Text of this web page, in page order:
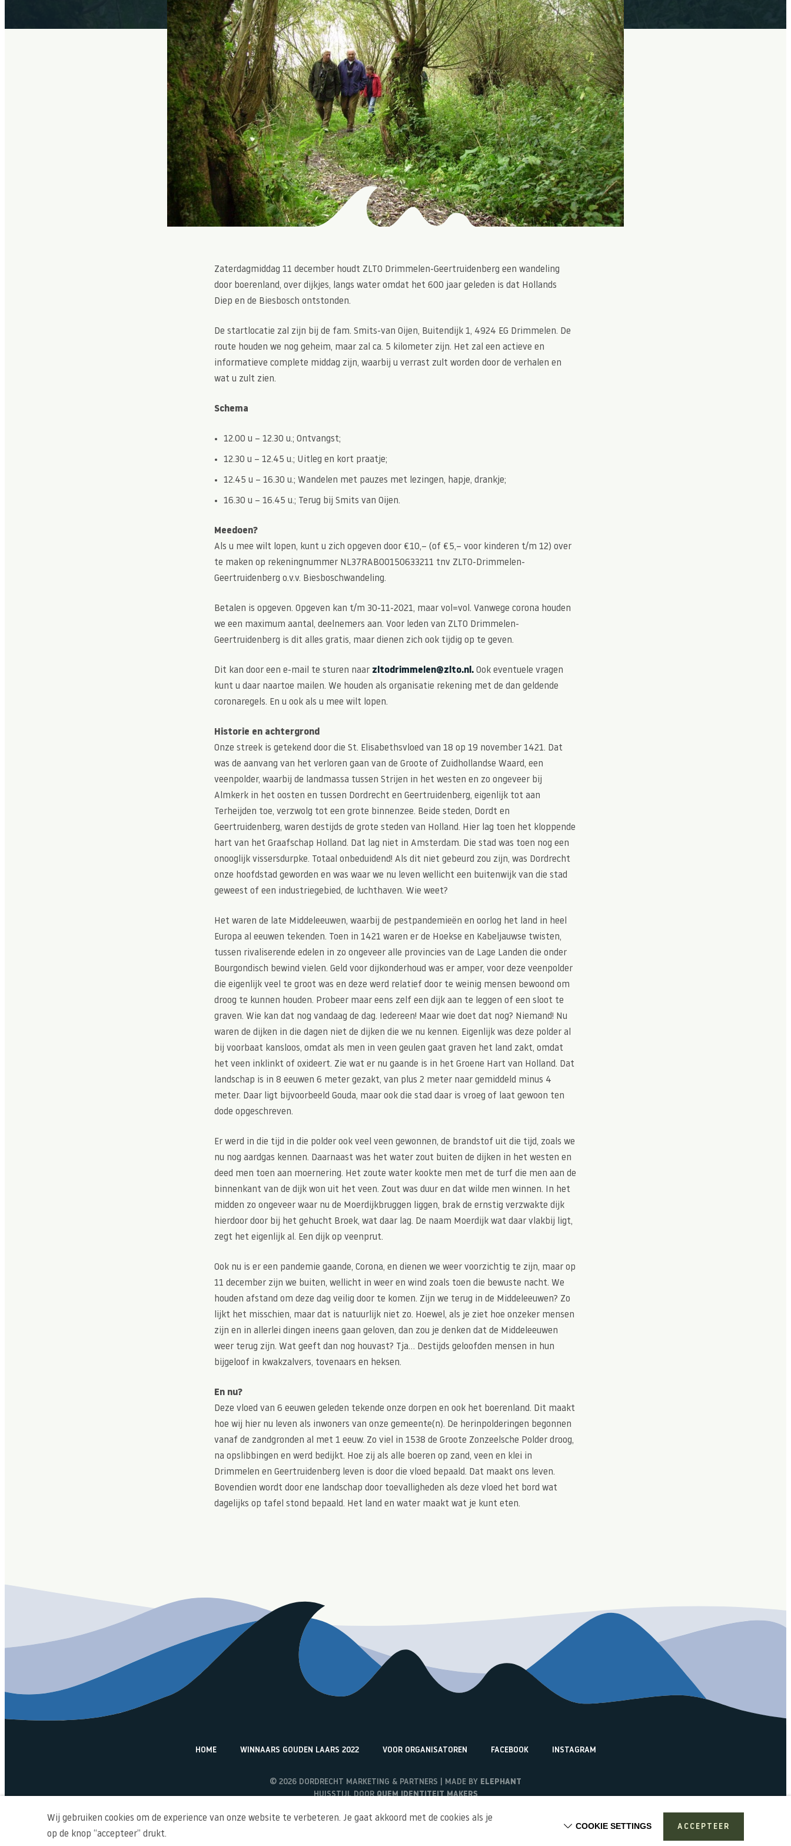
Zaterdagmiddag 11 december houdt ZLTO Drimmelen-Geertruidenberg een wandeling
door boerenland, over dijkjes, langs water omdat het 600 jaar geleden is dat Hollands
Diep en de Biesbosch ontstonden.
De startlocatie zal zijn bij de fam. Smits-van Oijen, Buitendijk 1, 4924 EG Drimmelen. De
route houden we nog geheim, maar zal ca. 5 kilometer zijn. Het zal een actieve en
informatieve complete middag zijn, waarbij u verrast zult worden door de verhalen en
wat u zult zien.
Schema
12.00 u – 12.30 u.; Ontvangst;
12.30 u – 12.45 u.; Uitleg en kort praatje;
12.45 u – 16.30 u.; Wandelen met pauzes met lezingen, hapje, drankje;
16.30 u – 16.45 u.; Terug bij Smits van Oijen.
Meedoen?
Als u mee wilt lopen, kunt u zich opgeven door €10,– (of €5,– voor kinderen t/m 12) over
te maken op rekeningnummer NL37RABO0150633211 tnv ZLTO-Drimmelen-
Geertruidenberg o.v.v. Biesboschwandeling.
Betalen is opgeven. Opgeven kan t/m 30-11-2021, maar vol=vol. Vanwege corona houden
we een maximum aantal, deelnemers aan. Voor leden van ZLTO Drimmelen-
Geertruidenberg is dit alles gratis, maar dienen zich ook tijdig op te geven.
Dit kan door een e-mail te sturen naar zltodrimmelen@zlto.nl. Ook eventuele vragen
kunt u daar naartoe mailen. We houden als organisatie rekening met de dan geldende
coronaregels. En u ook als u mee wilt lopen.
Historie en achtergrond
Onze streek is getekend door die St. Elisabethsvloed van 18 op 19 november 1421. Dat
was de aanvang van het verloren gaan van de Groote of Zuidhollandse Waard, een
veenpolder, waarbij de landmassa tussen Strijen in het westen en zo ongeveer bij
Almkerk in het oosten en tussen Dordrecht en Geertruidenberg, eigenlijk tot aan
Terheijden toe, verzwolg tot een grote binnenzee. Beide steden, Dordt en
Geertruidenberg, waren destijds de grote steden van Holland. Hier lag toen het kloppende
hart van het Graafschap Holland. Dat lag niet in Amsterdam. Die stad was toen nog een
onooglijk vissersdurpke. Totaal onbeduidend! Als dit niet gebeurd zou zijn, was Dordrecht
onze hoofdstad geworden en was waar we nu leven wellicht een buitenwijk van die stad
geweest of een industriegebied, de luchthaven. Wie weet?
Het waren de late Middeleeuwen, waarbij de pestpandemieën en oorlog het land in heel
Europa al eeuwen tekenden. Toen in 1421 waren er de Hoekse en Kabeljauwse twisten,
tussen rivaliserende edelen in zo ongeveer alle provincies van de Lage Landen die onder
Bourgondisch bewind vielen. Geld voor dijkonderhoud was er amper, voor deze veenpolder
die eigenlijk veel te groot was en deze werd relatief door te weinig mensen bewoond om
droog te kunnen houden. Probeer maar eens zelf een dijk aan te leggen of een sloot te
graven. Wie kan dat nog vandaag de dag. Iedereen! Maar wie doet dat nog? Niemand! Nu
waren de dijken in die dagen niet de dijken die we nu kennen. Eigenlijk was deze polder al
bij voorbaat kansloos, omdat als men in veen geulen gaat graven het land zakt, omdat
het veen inklinkt of oxideert. Zie wat er nu gaande is in het Groene Hart van Holland. Dat
landschap is in 8 eeuwen 6 meter gezakt, van plus 2 meter naar gemiddeld minus 4
meter. Daar ligt bijvoorbeeld Gouda, maar ook die stad daar is vroeg of laat gewoon ten
dode opgeschreven.
Er werd in die tijd in die polder ook veel veen gewonnen, de brandstof uit die tijd, zoals we
nu nog aardgas kennen. Daarnaast was het water zout buiten de dijken in het westen en
deed men toen aan moernering. Het zoute water kookte men met de turf die men aan de
binnenkant van de dijk won uit het veen. Zout was duur en dat wilde men winnen. In het
midden zo ongeveer waar nu de Moerdijkbruggen liggen, brak de ernstig verzwakte dijk
hierdoor door bij het gehucht Broek, wat daar lag. De naam Moerdijk wat daar vlakbij ligt,
zegt het eigenlijk al. Een dijk op veenprut.
Ook nu is er een pandemie gaande, Corona, en dienen we weer voorzichtig te zijn, maar op
11 december zijn we buiten, wellicht in weer en wind zoals toen die bewuste nacht. We
houden afstand om deze dag veilig door te komen. Zijn we terug in de Middeleeuwen? Zo
lijkt het misschien, maar dat is natuurlijk niet zo. Hoewel, als je ziet hoe onzeker mensen
zijn en in allerlei dingen ineens gaan geloven, dan zou je denken dat de Middeleeuwen
weer terug zijn. Wat geeft dan nog houvast? Tja… Destijds geloofden mensen in hun
bijgeloof in kwakzalvers, tovenaars en heksen.
En nu?
Deze vloed van 6 eeuwen geleden tekende onze dorpen en ook het boerenland. Dit maakt
hoe wij hier nu leven als inwoners van onze gemeente(n). De herinpolderingen begonnen
vanaf de zandgronden al met 1 eeuw. Zo viel in 1538 de Groote Zonzeelsche Polder droog,
na opslibbingen en werd bedijkt. Hoe zij als alle boeren op zand, veen en klei in
Drimmelen en Geertruidenberg leven is door die vloed bepaald. Dat maakt ons leven.
Bovendien wordt door ene landschap door toevalligheden als deze vloed het bord wat
dagelijks op tafel stond bepaald. Het land en water maakt wat je kunt eten.
HOME WINNAARS GOUDEN LAARS 2022 VOOR ORGANISATOREN FACEBOOK INSTAGRAM
© 2026 DORDRECHT MARKETING & PARTNERS | MADE BY ELEPHANT
HUISSTIJL DOORQUEM IDENTITEIT MAKERS
Wij gebruiken cookies om de experience van onze website te verbeteren. Je gaat akkoord met de cookies als je
op de knop “accepteer” drukt.
COOKIE SETTINGS ACCEPTEER